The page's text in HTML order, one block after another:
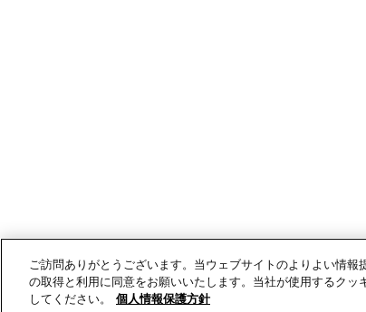
ご訪問ありがとうございます。当ウェブサイトのよりよい情
の取得と利用に同意をお願いいたします。当社が使用するク
してください。
個人情報保護方針